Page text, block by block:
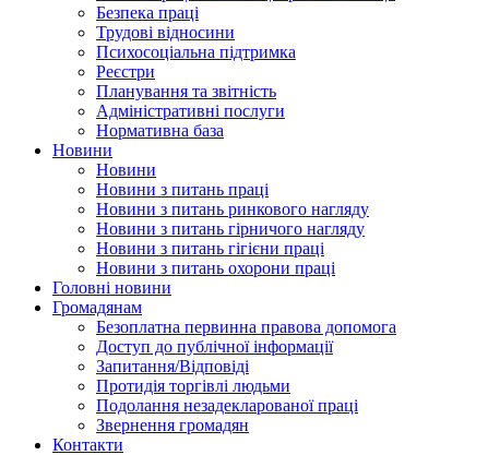
Безпека праці
Трудові відносини
Психосоціальна підтримка
Реєстри
Планування та звітність
Адміністративні послуги
Нормативна база
Новини
Новини
Новини з питань праці
Новини з питань ринкового нагляду
Новини з питань гірничого нагляду
Новини з питань гігієни праці
Новини з питань охорони праці
Головні новини
Громадянам
Безоплатна первинна правова допомога
Доступ до публічної інформації
Запитання/Відповіді
Протидія торгівлі людьми
Подолання незадекларованої праці
Звернення громадян
Контакти